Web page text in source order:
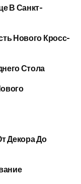
В Санкт-
Нового Кросс-
Стола
Декора До